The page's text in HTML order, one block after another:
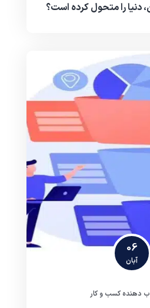
دنیا را متحول کرده است؟
06
آبان
دهنده کسب و کار